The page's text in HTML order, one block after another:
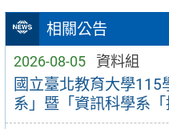
相關公告
2026-08-05 資料組
國立臺北教育大學115
系」暨「資訊科學系